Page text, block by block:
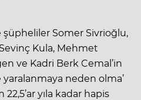
şüpheliler Somer Sivrioğlu,
Kula, Mehmet
ve Kadri Berk Cemal’in
neden olma’
22,5’ar yıla kadar hapis